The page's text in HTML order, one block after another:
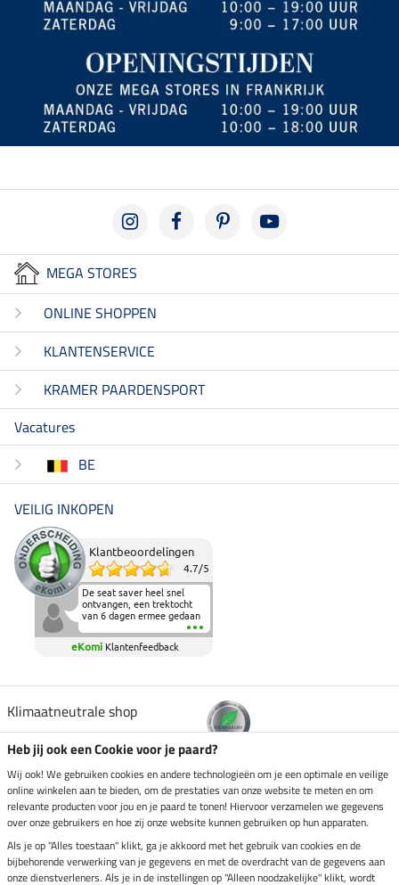
MEGA STORES
ONLINE SHOPPEN
KLANTENSERVICE
KRAMER PAARDENSPORT
Vacatures
BE
VEILIG INKOPEN
Klantbeoordelingen
4.7/5
De seat saver heel snel
ontvangen, een trektocht
van 6 dagen ermee gedaan
en deze heeft de beproeving
fantastisch doorstaan.
Heerlijk zacht om op te
elkaar in het zadel.
eKomi Klantenfeedback
Klimaatneutrale shop
Verzending per
Veilig betalen met
Heb jij ook een Cookie voor je paard?
Wij ook! We gebruiken cookies en andere technologieën om je een optimale en veilige
online winkelen aan te bieden, om de prestaties van onze website te meten en om
relevante producten voor jou en je paard te tonen! Hiervoor verzamelen we gegevens
over onze gebruikers en hoe zij onze website kunnen gebruiken op hun apparaten.
Als je op "Alles toestaan" klikt, ga je akkoord met het gebruik van cookies en de
bijbehorende verwerking van je gegevens en met de overdracht van de gegevens aan
onze dienstverleners. Als je in de instellingen op "Alleen noodzakelijke" klikt, wordt